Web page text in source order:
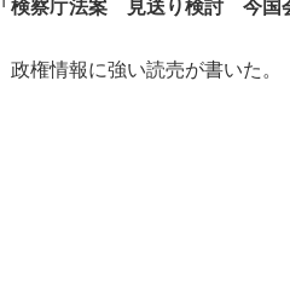
「検察庁法案 見送り検討 今国
政権情報に強い読売が書いた。